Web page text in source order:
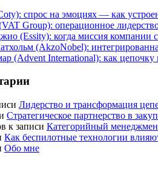
спрос на эмоциях — как
Group): операционное
(Essity): когда миссия компании
(AkzoNobel):
(Advent International): как цепочку
Лидерство и трансформация
Стратегическое партнерство в
к записи Категорийный
Как беспилотные технологии
Обо мне